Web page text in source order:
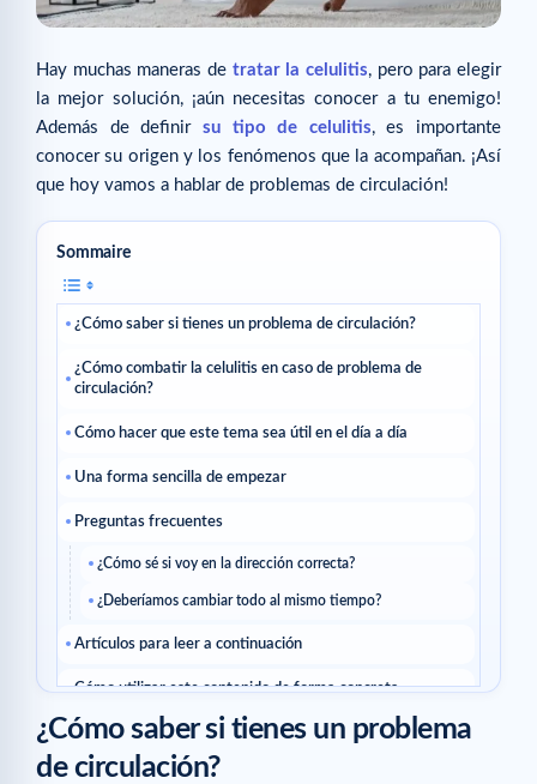
Hay muchas maneras de tratar la celulitis, pero para elegir
la mejor solución, ¡aún necesitas conocer a tu enemigo!
Además de definir su tipo de celulitis, es importante
conocer su origen y los fenómenos que la acompañan. ¡Así
que hoy vamos a hablar de problemas de circulación!
Sommaire
¿Cómo saber si tienes un problema de circulación?
¿Cómo combatir la celulitis en caso de problema de
circulación?
Cómo hacer que este tema sea útil en el día a día
Una forma sencilla de empezar
Preguntas frecuentes
¿Cómo sé si voy en la dirección correcta?
¿Deberíamos cambiar todo al mismo tiempo?
Artículos para leer a continuación
Cómo utilizar este contenido de forma concreta
Comprender el terreno
A qué guías dirigirse
¿Cómo saber si tienes un problema
de circulación?